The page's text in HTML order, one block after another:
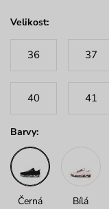
Velikost:
36 37
40 41
Barvy:
Černá Bílá